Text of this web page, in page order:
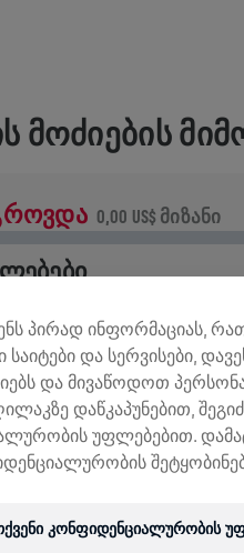
ᲛᲝᲫᲘᲔᲑᲘᲡ
0,00 US$ ᲛᲘᲖᲐᲜᲘ
WORLD RUN 2026
პირად ინფორმაციას,
საიტები და სერვისები,
და მივაწოდოთ
დაწკაპუნებით,
უფლებებით.
კონფიდენციალურობის